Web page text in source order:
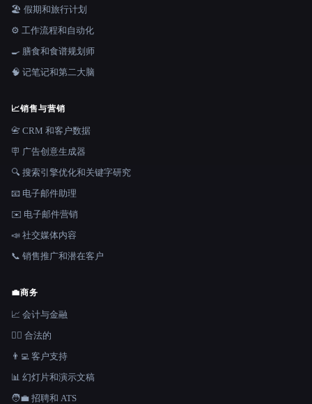
🏖 假期和旅行计划
⚙️ 工作流程和自动化
🍳 膳食和食谱规划师
🧠 记笔记和第二大脑
📈销售与营销
📇 CRM 和客户数据
🪧 广告创意生成器
🔍 搜索引擎优化和关键字研究
📧 电子邮件助理
✉️ 电子邮件营销
📣 社交媒体内容
📞 销售推广和潜在客户
💼商务
📈 会计与金融
👩‍⚖️ 合法的
👨‍💻 客户支持
📊 幻灯片和演示文稿
🧑‍💼 招聘和 ATS